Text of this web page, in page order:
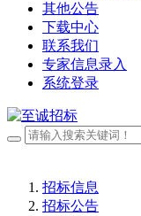
其他公告
下载中心
联系我们
专家信息录入
系统登录
招标信息
招标公告